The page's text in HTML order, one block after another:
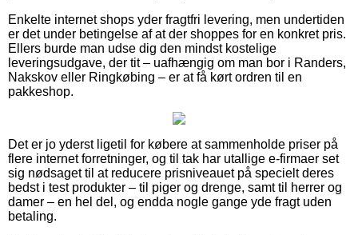
Enkelte internet shops yder fragtfri levering, men undertiden
er det under betingelse af at der shoppes for en konkret pris.
Ellers burde man udse dig den mindst kostelige
leveringsudgave, der tit – uafhængig om man bor i Randers,
Nakskov eller Ringkøbing – er at få kørt ordren til en
pakkeshop.
Det er jo yderst ligetil for købere at sammenholde priser på
flere internet forretninger, og til tak har utallige e-firmaer set
sig nødsaget til at reducere prisniveauet på specielt deres
bedst i test produkter – til piger og drenge, samt til herrer og
damer – en hel del, og endda nogle gange yde fragt uden
betaling.